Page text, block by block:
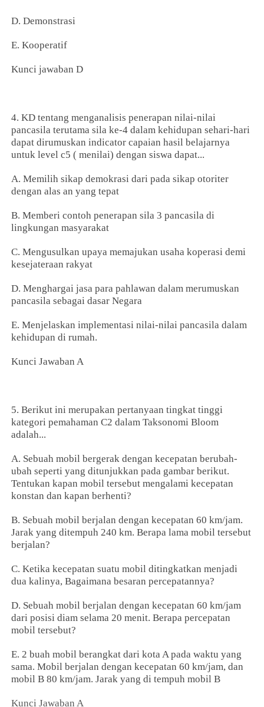
D. Demonstrasi
E. Kooperatif
Kunci jawaban D
4. KD tentang menganalisis penerapan nilai-nilai
pancasila terutama sila ke-4 dalam kehidupan sehari-hari
dapat dirumuskan indicator capaian hasil belajarnya
untuk level c5 ( menilai) dengan siswa dapat...
A. Memilih sikap demokrasi dari pada sikap otoriter
dengan alas an yang tepat
B. Memberi contoh penerapan sila 3 pancasila di
lingkungan masyarakat
C. Mengusulkan upaya memajukan usaha koperasi demi
kesejateraan rakyat
D. Menghargai jasa para pahlawan dalam merumuskan
pancasila sebagai dasar Negara
E. Menjelaskan implementasi nilai-nilai pancasila dalam
kehidupan di rumah.
Kunci Jawaban A
5. Berikut ini merupakan pertanyaan tingkat tinggi
kategori pemahaman C2 dalam Taksonomi Bloom
adalah...
A. Sebuah mobil bergerak dengan kecepatan berubah-
ubah seperti yang ditunjukkan pada gambar berikut.
Tentukan kapan mobil tersebut mengalami kecepatan
konstan dan kapan berhenti?
B. Sebuah mobil berjalan dengan kecepatan 60 km/jam.
Jarak yang ditempuh 240 km. Berapa lama mobil tersebut
berjalan?
C. Ketika kecepatan suatu mobil ditingkatkan menjadi
dua kalinya, Bagaimana besaran percepatannya?
D. Sebuah mobil berjalan dengan kecepatan 60 km/jam
dari posisi diam selama 20 menit. Berapa percepatan
mobil tersebut?
E. 2 buah mobil berangkat dari kota A pada waktu yang
sama. Mobil berjalan dengan kecepatan 60 km/jam, dan
mobil B 80 km/jam. Jarak yang di tempuh mobil B
Kunci Jawaban A